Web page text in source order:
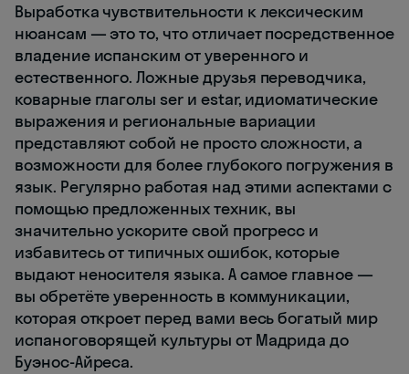
Выработка чувствительности к лексическим
нюансам — это то, что отличает посредственное
владение испанским от уверенного и
естественного. Ложные друзья переводчика,
коварные глаголы ser и estar, идиоматические
выражения и региональные вариации
представляют собой не просто сложности, а
возможности для более глубокого погружения в
язык. Регулярно работая над этими аспектами с
помощью предложенных техник, вы
значительно ускорите свой прогресс и
избавитесь от типичных ошибок, которые
выдают неносителя языка. А самое главное —
вы обретёте уверенность в коммуникации,
которая откроет перед вами весь богатый мир
испаноговорящей культуры от Мадрида до
Буэнос-Айреса.